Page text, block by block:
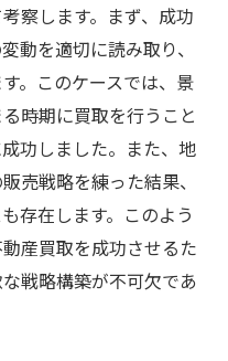
察します。まず、成功
動を適切に読み取り、
。このケースでは、景
時期に買取を行うこと
功しました。また、地
売戦略を練った結果、
存在します。このよう
産買取を成功させるた
戦略構築が不可欠であ